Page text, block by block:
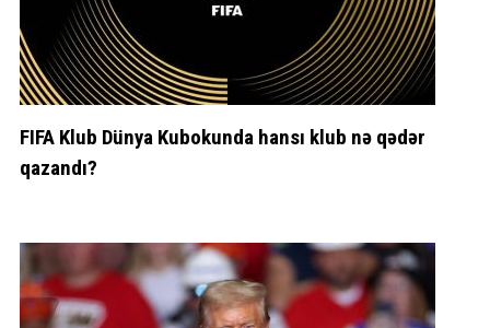
FIFA Klub Dünya Kubokunda hansı klub nə qədər
qazandı?